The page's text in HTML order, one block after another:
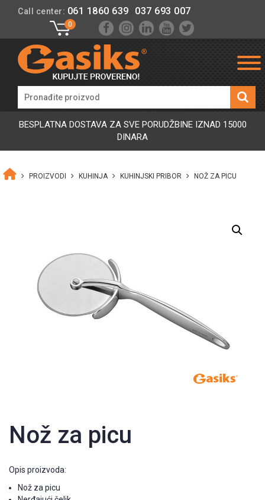
Call center: 061 1860 639 037 693 007
0
BESPLATNA DOSTAVA ZA SVE PORUDŽBINE IZNAD 15000
DINARA
PROIZVODI KUHINJA KUHINJSKI PRIBOR NOŽ ZA PICU
Nož za picu
Opis proizvoda:
Nož za picu